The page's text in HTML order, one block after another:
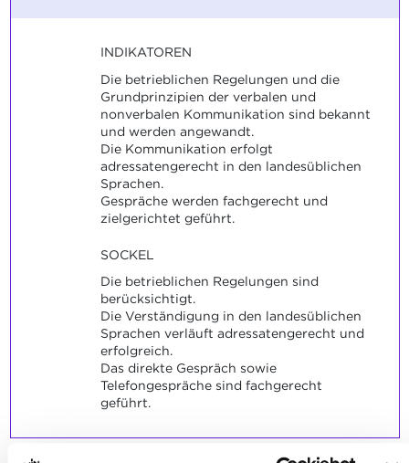
INDIKATOREN
Die betrieblichen Regelungen und die
Grundprinzipien der verbalen und
nonverbalen Kommunikation sind bekannt
und werden angewandt.
Die Kommunikation erfolgt
adressatengerecht in den landesüblichen
Sprachen.
Gespräche werden fachgerecht und
zielgerichtet geführt.
SOCKEL
Die betrieblichen Regelungen sind
berücksichtigt.
Die Verständigung in den landesüblichen
Sprachen verläuft adressatengerecht und
erfolgreich.
Das direkte Gespräch sowie
Telefongespräche sind fachgerecht
geführt.